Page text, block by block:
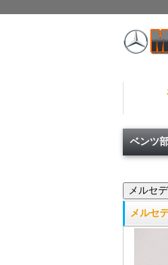
ベンツ
メルセ